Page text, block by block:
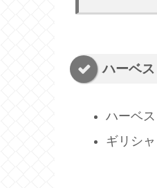
ハーベ
ハーベ
ギリシ